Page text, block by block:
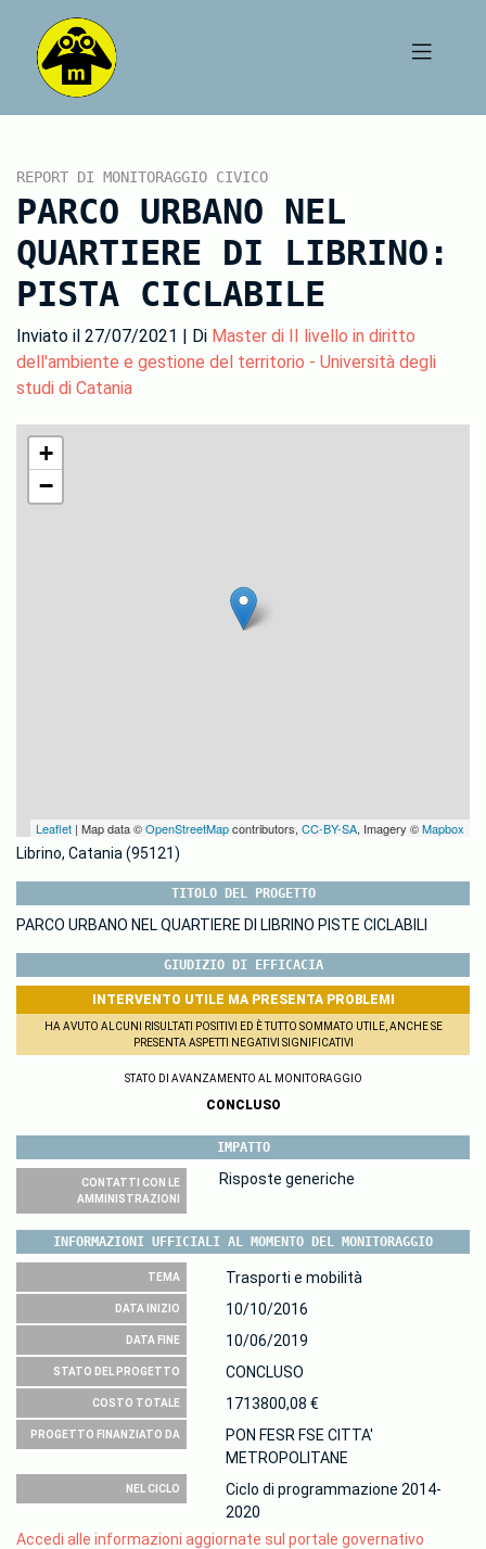
REPORT DI MONITORAGGIO CIVICO
PARCO URBANO NEL
QUARTIERE DI LIBRINO:
PISTA CICLABILE
Inviato il 27/07/2021 | Di Master di II livello in diritto
dell'ambiente e gestione del territorio - Università degli
studi di Catania
+
−
Leaflet | Map data ©OpenStreetMapcontributors, CC-BY-SA, Imagery ©Mapbox
Librino, Catania (95121)
TITOLO DEL PROGETTO
PARCO URBANO NEL QUARTIERE DI LIBRINO PISTE CICLABILI
GIUDIZIO DI EFFICACIA
INTERVENTO UTILE MA PRESENTA PROBLEMI
HA AVUTO ALCUNI RISULTATI POSITIVI ED È TUTTO SOMMATO UTILE, ANCHE SE
PRESENTA ASPETTI NEGATIVI SIGNIFICATIVI
STATO DI AVANZAMENTO AL MONITORAGGIO
CONCLUSO
IMPATTO
CONTATTI CON LE
AMMINISTRAZIONI
Risposte generiche
INFORMAZIONI UFFICIALI AL MOMENTO DEL MONITORAGGIO
TEMA Trasporti e mobilità
DATA INIZIO 10/10/2016
DATA FINE 10/06/2019
STATO DEL PROGETTO CONCLUSO
COSTO TOTALE 1713800,08 €
PROGETTO FINANZIATO DA
PON FESR FSE CITTA'
METROPOLITANE
NEL CICLO
Ciclo di programmazione 2014-
2020
Accedi alle informazioni aggiornate sul portale governativo